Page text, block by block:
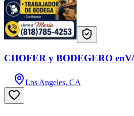
CHOFER y BODEGERO
Los Angeles, CA